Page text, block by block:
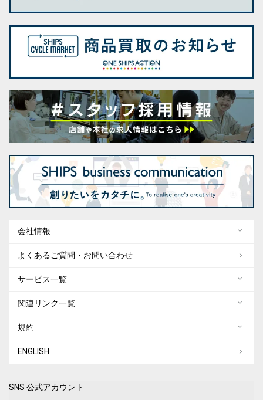
会社情報
よくあるご質問・お問い合わせ
サービス一覧
関連リンク一覧
規約
ENGLISH
SNS 公式アカウント